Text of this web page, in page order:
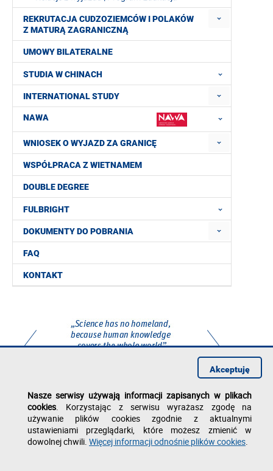
REKRUTACJA CUDZOZIEMCÓW I POLAKÓW
Z MATURĄ ZAGRANICZNĄ
UMOWY BILATERALNE
STUDIA W CHINACH
INTERNATIONAL STUDY
NAWA
WNIOSEK O WYJAZD ZA GRANICĘ
WSPÓŁPRACA Z WIETNAMEM
DOUBLE DEGREE
FULBRIGHT
DOKUMENTY DO POBRANIA
FAQ
KONTAKT
Nasze serwisy używają informacji zapisanych w plikach
cookies. Korzystając z serwisu wyrażasz zgodę na
używanie plików cookies zgodnie z aktualnymi
ustawieniami przeglądarki, które możesz zmienić w
dowolnej chwili. Więcej informacji odnośnie plików cookies.
Akceptuję